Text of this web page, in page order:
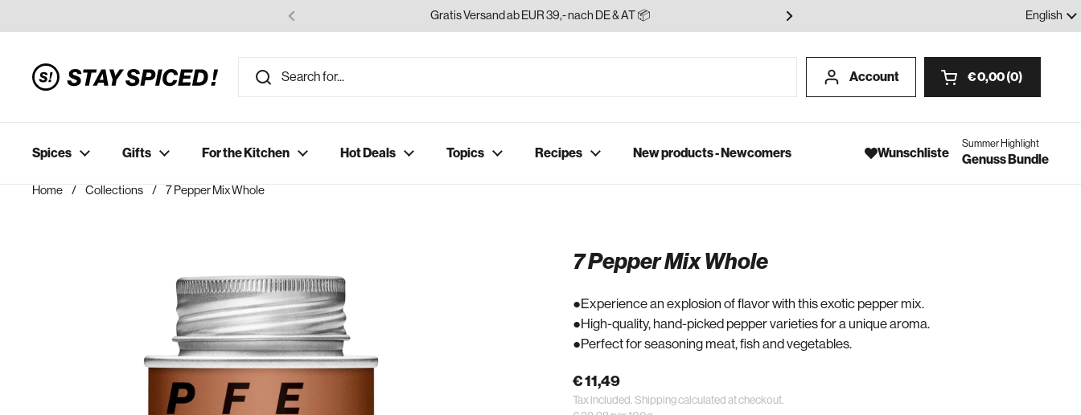
Gratis Versand ab EUR 39,- nach DE & AT 📦 100% Gewürze - OhneLanguage
English
Account Open cart
€ 0,00 0
Spices Gifts For the Kitchen Hot Deals Topics Recipes New products - Newcomers Wunschliste
Summer Highlight
Genuss Bundle
Home / Collections / 7 Pepper Mix Whole
7 Pepper Mix Whole
Experience an explosion of flavor with this exotic pepper mix.
High-quality, hand-picked pepper varieties for a unique aroma.
Perfect for seasoning meat, fish and vegetables.
€ 11,49
Tax included. Shippingcalculated at checkout.